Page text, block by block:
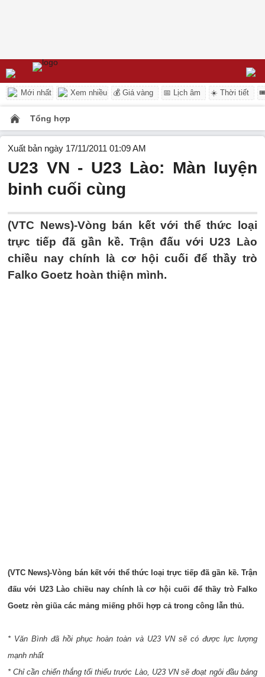
Mới nhất Xem nhiều 💰 Giá vàng 📅 Lịch âm ☀️ Thời tiết
Tổng hợp
Xuất bản ngày 17/11/2011 01:09 AM
U23 VN - U23 Lào: Màn luyện
binh cuối cùng
(VTC News)-Vòng bán kết với thể thức loại
trực tiếp đã gần kề. Trận đấu với U23 Lào
chiều nay chính là cơ hội cuối để thầy trò
Falko Goetz hoàn thiện mình.
(VTC News)-Vòng bán kết với thể thức loại trực tiếp đã gần kề. Trận
đấu với U23 Lào chiều nay chính là cơ hội cuối để thầy trò Falko
Goetz rèn giũa các mảng miếng phối hợp cả trong công lẫn thủ.
* Văn Bình đã hồi phục hoàn toàn và U23 VN sẽ có được lực lượng
mạnh nhất
* Chỉ cần chiến thắng tối thiểu trước Lào, U23 VN sẽ đoạt ngôi đầu bảng